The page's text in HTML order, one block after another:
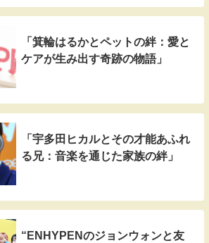
「箕輪はるかとペットの絆：愛と
ケアが生み出す奇跡の物語」
「宇多田ヒカルとその才能あふれ
る兄：音楽を通じた家族の絆」
“ENHYPENのジョンウォンと友